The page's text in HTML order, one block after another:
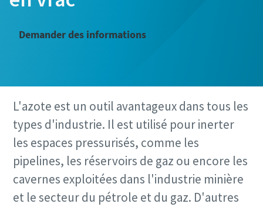
Demander des informations
L'azote est un outil avantageux dans tous les
types d'industrie. Il est utilisé pour inerter
les espaces pressurisés, comme les
pipelines, les réservoirs de gaz ou encore les
cavernes exploitées dans l'industrie minière
et le secteur du pétrole et du gaz. D'autres